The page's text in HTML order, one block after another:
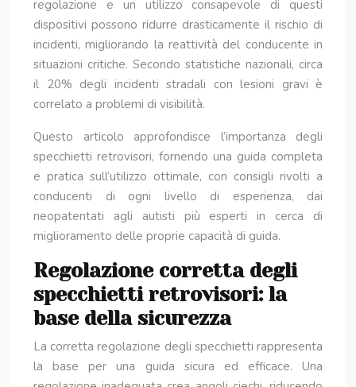
regolazione e un utilizzo consapevole di questi
dispositivi possono ridurre drasticamente il rischio di
incidenti, migliorando la reattività del conducente in
situazioni critiche. Secondo statistiche nazionali, circa
il 20% degli incidenti stradali con lesioni gravi è
correlato a problemi di visibilità.
Questo articolo approfondisce l’importanza degli
specchietti retrovisori, fornendo una guida completa
e pratica sull’utilizzo ottimale, con consigli rivolti a
conducenti di ogni livello di esperienza, dai
neopatentati agli autisti più esperti in cerca di
miglioramento delle proprie capacità di guida.
Regolazione corretta degli
specchietti retrovisori: la
base della sicurezza
La corretta regolazione degli specchietti rappresenta
la base per una guida sicura ed efficace. Una